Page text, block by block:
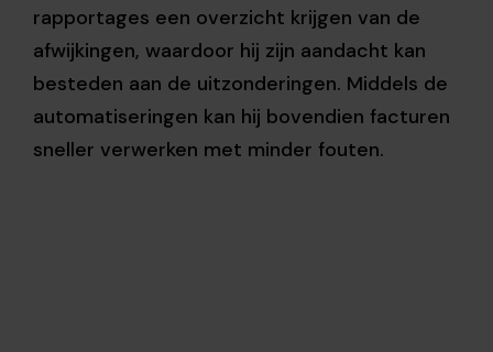
rapportages een overzicht krijgen van de
afwijkingen, waardoor hij zijn aandacht kan
besteden aan de uitzonderingen. Middels de
automatiseringen kan hij bovendien facturen
sneller verwerken met minder fouten.